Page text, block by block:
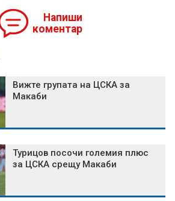
Напиши
коментар
Вижте групата на ЦСКА за
Макаби
Турицов посочи големия плюс
за ЦСКА срещу Макаби